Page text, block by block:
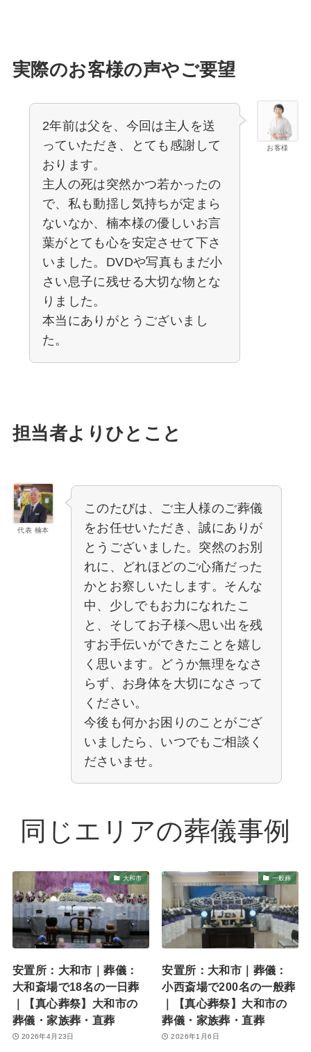
実際のお客様の声やご要望
お客様
2年前は父を、今回は主人を送
っていただき、とても感謝して
おります。
主人の死は突然かつ若かったの
で、私も動揺し気持ちが定まら
ないなか、楠本様の優しいお言
葉がとても心を安定させて下さ
いました。DVDや写真もまだ小
さい息子に残せる大切な物とな
りました。
本当にありがとうございまし
た。
担当者よりひとこと
代表 楠本
このたびは、ご主人様のご葬儀
をお任せいただき、誠にありが
とうございました。突然のお別
れに、どれほどのご心痛だった
かとお察しいたします。そんな
中、少しでもお力になれたこ
と、そしてお子様へ思い出を残
すお手伝いができたことを嬉し
く思います。どうか無理をなさ
らず、お身体を大切になさって
ください。
今後も何かお困りのことがござ
いましたら、いつでもご相談く
ださいませ。
同じエリアの葬儀事例
大和市
安置所：大和市｜葬儀：
大和斎場で18名の一日葬
｜【真心葬祭】大和市の
葬儀・家族葬・直葬
2026年4月23日
一般葬
安置所：大和市｜葬儀：
小西斎場で200名の一般葬
｜【真心葬祭】大和市の
葬儀・家族葬・直葬
2026年1月6日